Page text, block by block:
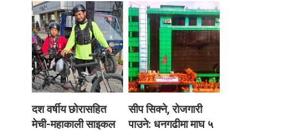
दश वर्षीय छोरासहित
मेची-महाकाली साइकल
सीप सिक्ने, रोजगारी
पाउने: धनगढीमा माघ ५